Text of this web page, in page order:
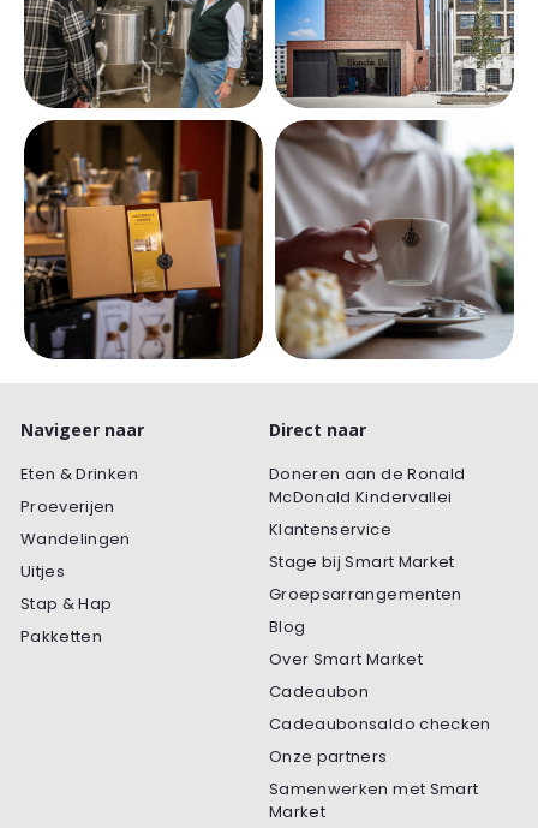
Navigeer naar
Eten & Drinken
Proeverijen
Wandelingen
Uitjes
Stap & Hap
Pakketten
Direct naar
Doneren aan de Ronald
McDonald Kindervallei
Klantenservice
Stage bij Smart Market
Groepsarrangementen
Blog
Over Smart Market
Cadeaubon
Cadeaubonsaldo checken
Onze partners
Samenwerken met Smart
Market